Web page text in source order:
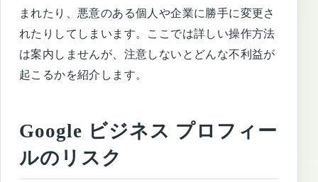
まれたり、悪意のある個人や企業に勝手に変更さ
れたりしてしまいます。ここでは詳しい操作方法
は案内しませんが、注意しないとどんな不利益が
起こるかを紹介します。
Google ビジネス プロフィー
ルのリスク